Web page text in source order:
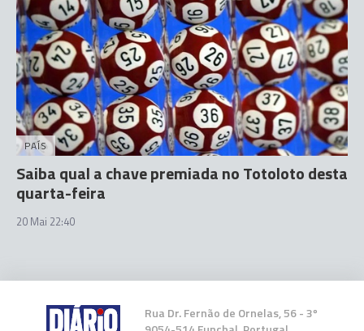
PAÍS
Saiba qual a chave premiada no Totoloto desta
quarta-feira
20 Mai 22:40
Rua Dr. Fernão de Ornelas, 56 - 3º